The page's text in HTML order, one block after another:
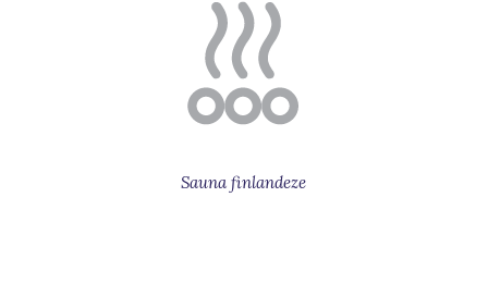
Sauna finlandeze